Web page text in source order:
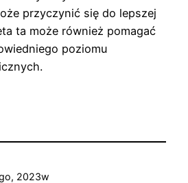
przyczynić się do lepszej
ta może również pomagać
poziomu
2023w